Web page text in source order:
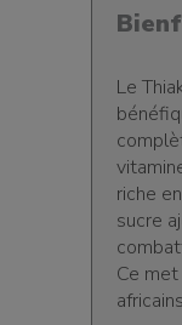
Le
riche
sucre
Ce